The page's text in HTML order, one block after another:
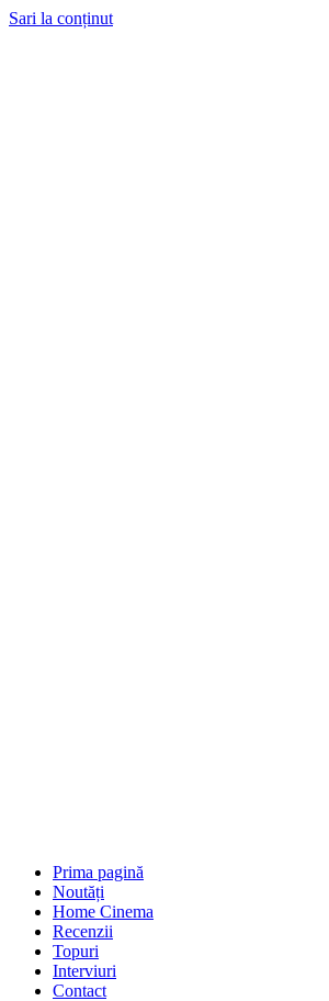
Sari la conținut
Prima pagină
Noutăți
Home Cinema
Recenzii
Topuri
Interviuri
Contact